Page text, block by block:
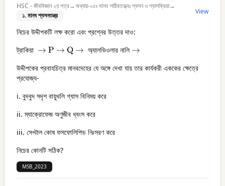
HSC - জীববিজ্ঞান ২য় পত্র→অধ্যায়-০৫ঃ মানব শারীরতত্ত্বঃ শ্বসন ও শ্বাসক্রিয়া→
১. মানব শ্বসনতন্ত্র
View
নিচের উদ্দীপকটি লক্ষ করো এবং প্রশ্নের উত্তর দাও:
ট্রাকিয়া \text
P →
Q →
→ P → Q → অ্যালভিওলার নালি →
→
উদ্দীপকের প্রবাহচিত্র মানবদেহের যে অঙ্গে দেখা যায় তার কার্যকরী এককের ক্ষেত্রে
প্রযোজ্য-
i. বুদবুদ সদৃশ বায়ুথলি গ্যাস বিনিময় করে
ii. ম্যাক্রোফেজ অণুজীব ধ্বংস করে
iii. সেপ্টাল কোষ ফসফোলিপিড নিঃসরণ করে
নিচের কোনটি সঠিক?
MSB_2023